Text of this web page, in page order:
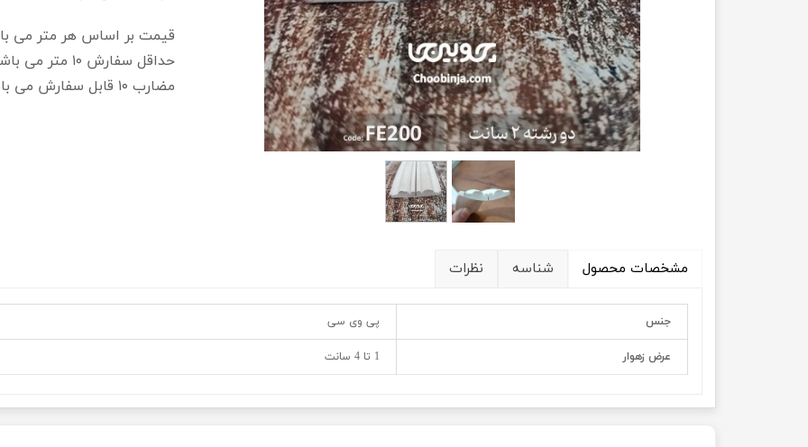
قیمت بر اساس هر متر می
حداقل سفارش ۱۰ متر می باشد.
مضارب ۱۰ قابل سفارش می باشد.
مشخصات محصول شناسه نظرات
جنس پی وی سی
عرض زهوار 1 تا 4 سانت